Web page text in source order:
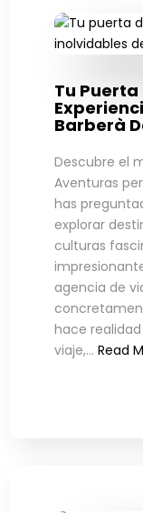
Tu Puerta
Barberà
Descubre el
Aventuras
has
explorar
culturas
agencia de
hace
viaje,… Read